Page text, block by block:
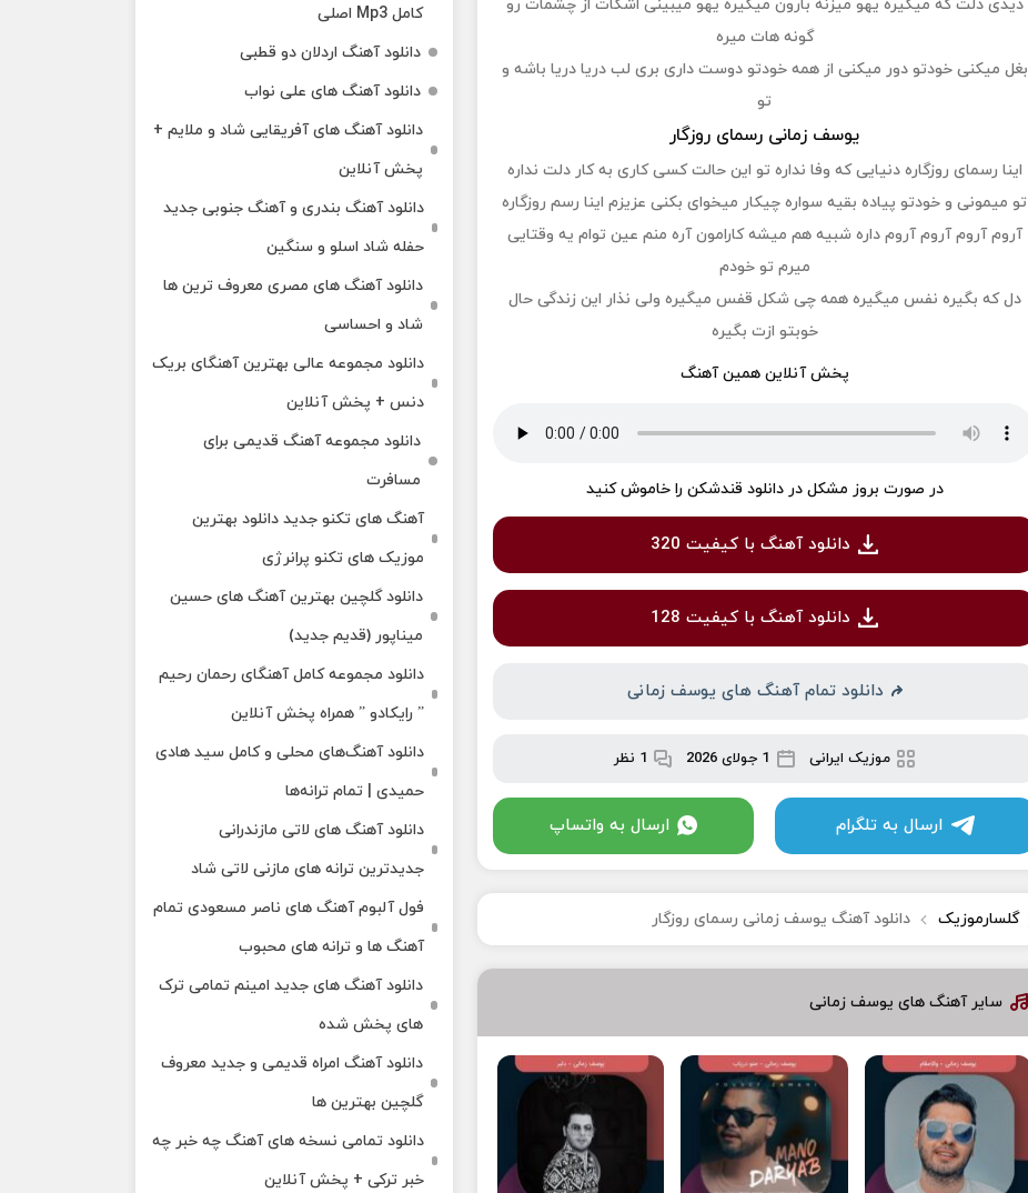
دیدی دلت که میگیره یهو میزنه بارون میگیره یهو میبینی اشکات از چشمات رو
گونه هات میره
بغل میکنی خودتو دور میکنی از همه خودتو دوست داری بری لب دریا دریا باشه و
تو
یوسف زمانی رسمای روزگار
اینا رسمای روزگاره دنیایی که وفا نداره تو این حالت کسی کاری به کار دلت نداره
تو میمونی و خودتو پیاده بقیه سواره چیکار میخوای بکنی عزیزم اینا رسم روزگاره
آروم آروم آروم آروم داره شبیه هم میشه کارامون آره منم عین توام یه وقتایی
میرم تو خودم
دل که بگیره نفس میگیره همه چی شکل قفس میگیره ولی نذار این زندگی حال
خوبتو ازت بگیره
پخش آنلاین همین آهنگ
در صورت بروز مشکل در دانلود قندشکن را خاموش کنید
دانلود آهنگ با کیفیت 320
دانلود آهنگ با کیفیت 128
دانلود تمام آهنگ های یوسف زمانی
موزیک ایرانی 1 جولای 2026 1 نظر
ارسال به تلگرام ارسال به واتساپ
گلسارموزیک دانلود آهنگ یوسف زمانی رسمای روزگار
سایر آهنگ های یوسف زمانی
کامل Mp3 اصلی
دانلود آهنگ اردلان دو قطبی
دانلود آهنگ های علی نواب
دانلود آهنگ های آفریقایی شاد و ملایم +
پخش آنلاین
دانلود آهنگ بندری و آهنگ جنوبی جدید
حفله شاد اسلو و سنگین
دانلود آهنگ های مصری معروف ترین ها
شاد و احساسی
دانلود مجموعه عالی بهترین آهنگای بریک
دنس + پخش آنلاین
دانلود مجموعه آهنگ قدیمی برای
مسافرت
آهنگ های تکنو جدید دانلود بهترین
موزیک های تکنو پرانرژی
دانلود گلچین بهترین آهنگ های حسین
میناپور (قدیم جدید)
دانلود مجموعه کامل آهنگای رحمان رحیم
” رایکادو ” همراه پخش آنلاین
دانلود آهنگ‌های محلی و کامل سید هادی
حمیدی | تمام ترانه‌ها
دانلود آهنگ‌ های لاتی مازندرانی
جدیدترین ترانه های مازنی لاتی شاد
فول آلبوم آهنگ‌ های ناصر مسعودی تمام
آهنگ‌ ها و ترانه‌ های محبوب
دانلود آهنگ های جدید امینم تمامی ترک
های پخش شده
دانلود آهنگ امراه قدیمی و جدید معروف
گلچین بهترین ها
دانلود تمامی نسخه های آهنگ چه خبر چه
خبر ترکی + پخش آنلاین